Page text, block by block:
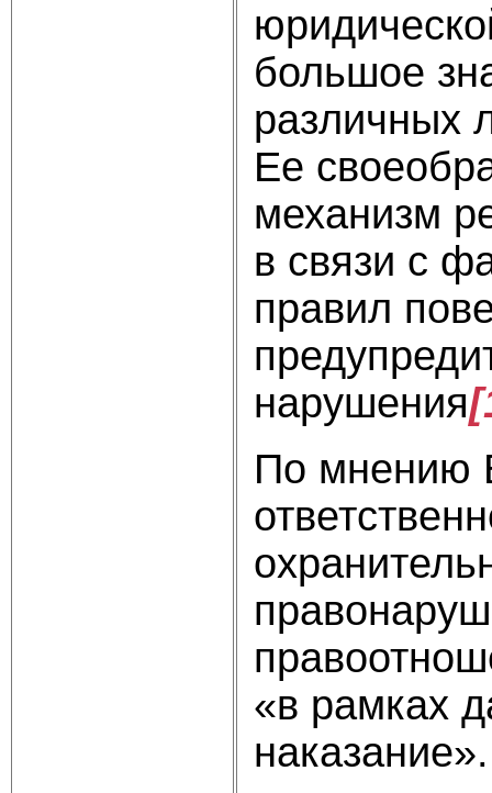
большое
различных
Ее
механизм
в связи с
правил
нарушения
По мнению
«в рамках
наказание».